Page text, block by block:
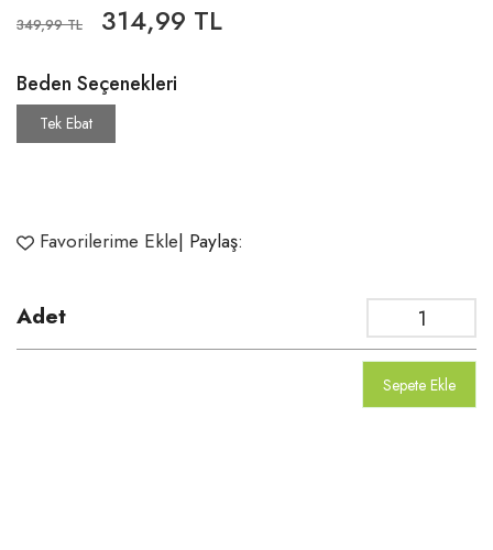
349,99 TL 314,99 TL
Beden Seçenekleri
Tek Ebat
Favorilerime Ekle| Paylaş:
Adet
Sepete Ekle